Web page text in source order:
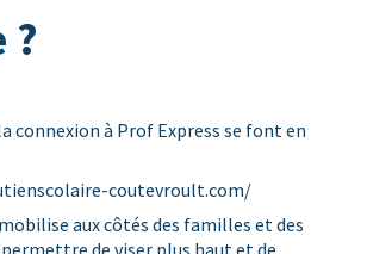
?
connexion à Prof Express se font en
coutevroult.com/
aux côtés des familles et des
de viser plus haut et de